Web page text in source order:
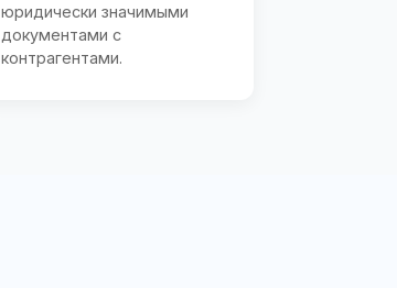
юридически значимыми
документами с
контрагентами.